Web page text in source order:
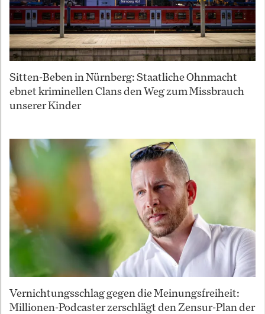
Sitten-Beben in Nürnberg: Staatliche Ohnmacht
ebnet kriminellen Clans den Weg zum Missbrauch
unserer Kinder
Vernichtungsschlag gegen die Meinungsfreiheit:
Millionen-Podcaster zerschlägt den Zensur-Plan der